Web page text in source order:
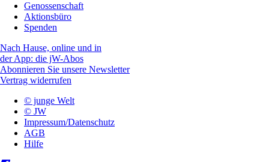
Genossenschaft
Aktionsbüro
Spenden
Nach Hause, online und in
der App: die jW-Abos
Abonnieren Sie unsere Newsletter
Vertrag widerrufen
© junge Welt
© JW
Impressum/Datenschutz
AGB
Hilfe